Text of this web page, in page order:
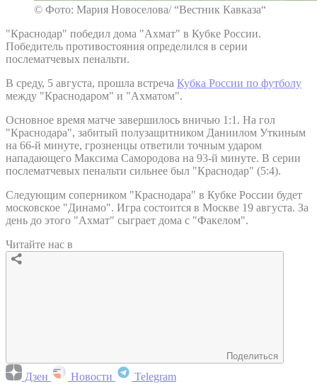
© Фото: Мария Новоселова/ “Вестник Кавказа“
"Краснодар" победил дома "Ахмат" в Кубке России.
Победитель противостояния определился в серии
послематчевых пенальти.
В среду, 5 августа, прошла встреча Кубка России по футболу
между "Краснодаром" и "Ахматом".
Основное время матче завершилось вничью 1:1. На гол
"Краснодара", забитый полузащитником Даниилом Уткиным
на 66-й минуте, грозненцы ответили точным ударом
нападающего Максима Самородова на 93-й минуте. В серии
послематчевых пенальти сильнее был "Краснодар" (5:4).
Следующим соперником "Краснодара" в Кубке России будет
московское "Динамо". Игра состоится в Москве 19 августа. За
день до этого "Ахмат" сыграет дома с "Факелом".
Читайте нас в
Поделиться
Дзен Новости Telegram